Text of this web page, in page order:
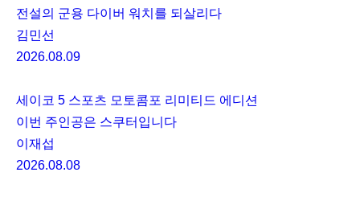
전설의 군용 다이버 워치를 되살리다
김민선
2026.08.09
세이코 5 스포츠 모토콤포 리미티드 에디션
이번 주인공은 스쿠터입니다
이재섭
2026.08.08